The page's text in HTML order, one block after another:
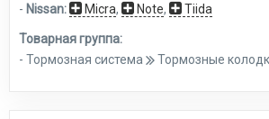
- Nissan: Micra, Note, Tiida
Товарная группа:
- Тормозная система
Тормозные